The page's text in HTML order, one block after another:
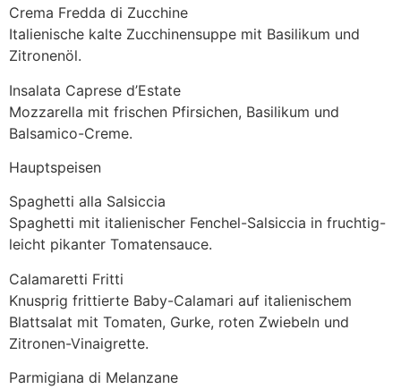
Crema Fredda di Zucchine
Italienische kalte Zucchinensuppe mit Basilikum und
Zitronenöl.
Insalata Caprese d’Estate
Mozzarella mit frischen Pfirsichen, Basilikum und
Balsamico-Creme.
Hauptspeisen
Spaghetti alla Salsiccia
Spaghetti mit italienischer Fenchel-Salsiccia in fruchtig-
leicht pikanter Tomatensauce.
Calamaretti Fritti
Knusprig frittierte Baby-Calamari auf italienischem
Blattsalat mit Tomaten, Gurke, roten Zwiebeln und
Zitronen-Vinaigrette.
Parmigiana di Melanzane